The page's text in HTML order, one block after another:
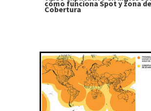
cómo funciona Spot y zona de
Cobertura